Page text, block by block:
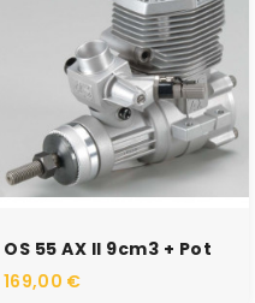
OS 55 AX II 9cm3 + Pot
169,00 €